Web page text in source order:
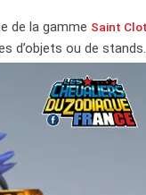
de la gamme Saint
d’objets ou de stands.